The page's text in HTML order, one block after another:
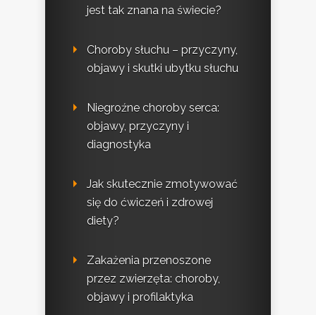
jest tak znana na świecie?
Choroby słuchu – przyczyny,
objawy i skutki ubytku słuchu
Niegroźne choroby serca:
objawy, przyczyny i
diagnostyka
Jak skutecznie zmotywować
się do ćwiczeń i zdrowej
diety?
Zakażenia przenoszone
przez zwierzęta: choroby,
objawy i profilaktyka